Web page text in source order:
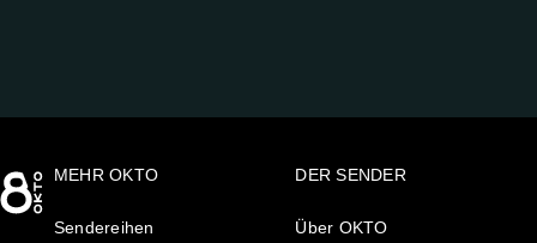
MEHR OKTO
Sendereihen
DER SENDER
Über OKTO